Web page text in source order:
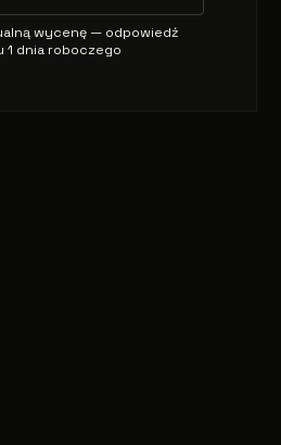
wycenę — odpowiedź
1 dnia roboczego